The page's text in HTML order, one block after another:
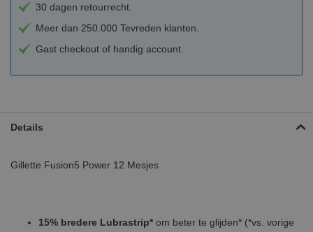
30 dagen retourrecht.
Meer dan 250.000 Tevreden klanten.
Gast checkout of handig account.
Details
Gillette Fusion5 Power 12 Mesjes
15% bredere Lubrastrip* om beter te glijden* (*vs. vorige